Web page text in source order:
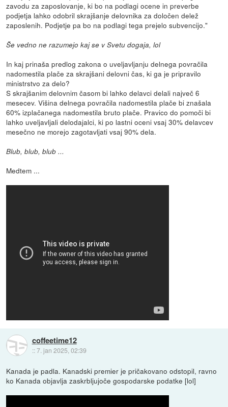
zavodu za zaposlovanje, ki bo na podlagi ocene in preverbe
podjetja lahko odobril skrajšanje delovnika za določen delež
zaposlenih. Podjetje pa bo na podlagi tega prejelo subvencijo."
Še vedno ne razumejo kaj se v Svetu dogaja, lol
In kaj prinaša predlog zakona o uveljavljanju delnega povračila
nadomestila plače za skrajšani delovni čas, ki ga je pripravilo
ministrstvo za delo?
S skrajšanim delovnim časom bi lahko delavci delali največ 6
mesecev. Višina delnega povračila nadomestila plače bi znašala
60% izplačanega nadomestila bruto plače. Pravico do pomoči bi
lahko uveljavljali delodajalci, ki po lastni oceni vsaj 30% delavcev
mesečno ne morejo zagotavljati vsaj 90% dela.
Blub, blub, blub ...
Medtem ...
coffeetime12
::7. jan 2025, 02:39
Kanada je padla. Kanadski premier je pričakovano odstopil, ravno
ko Kanada objavlja zaskrbljujoče gospodarske podatke [lol]